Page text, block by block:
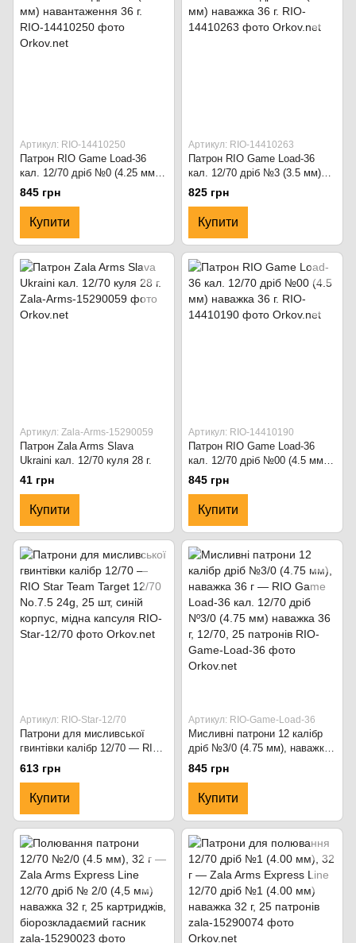
Артикул: RIO-14410250
Патрон RIO Game Load-36
кал. 12/70 дріб №0 (4.25 мм)
навантаження 36 г.
845 грн
Купити
Артикул: RIO-14410263
Патрон RIO Game Load-36
кал. 12/70 дріб №3 (3.5 мм)
наважка 36 г.
825 грн
Купити
Артикул: Zala-Arms-15290059
Патрон Zala Arms Slava
Ukraini кал. 12/70 куля 28 г.
41 грн
Купити
Артикул: RIO-14410190
Патрон RIO Game Load-36
кал. 12/70 дріб №00 (4.5 мм)
наважка 36 г.
845 грн
Купити
Артикул: RIO-Star-12/70
Патрони для мисливської
гвинтівки калібр 12/70 — RIO
Star Team Target 12/70 No.7.5
24g, 25 шт, синій корпус,
мідна капсуля
613 грн
Купити
Артикул: RIO-Game-Load-36
Мисливні патрони 12 калібр
дріб №3/0 (4.75 мм), наважка
36 г — RIO Game Load-36 кал.
12/70 дріб Nº3/0 (4.75 мм)
наважка 36 г, 12/70, 25
патронів
845 грн
Купити